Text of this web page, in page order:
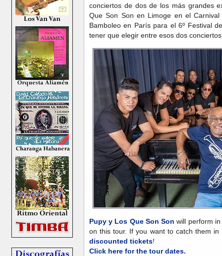
conciertos de dos de los más grandes
Que Son Son en Limoge en el
Bamboleo en París para el 6º Festival
tener que elegir entre esos dos
Pupy y Los Que Son Son will perform
on this tour. If you want to catch them
discounted tickets!
Click here for the tour dates.